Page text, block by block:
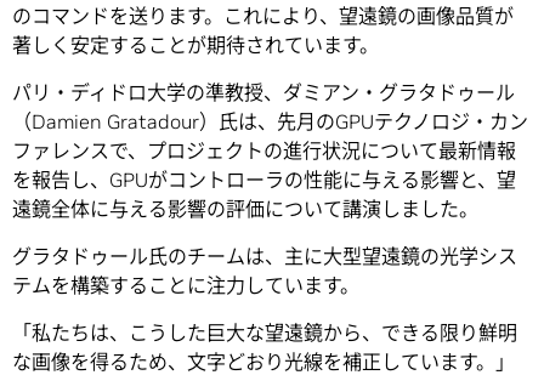
のコマンドを送ります。これにより、望遠鏡の画像品質が
著しく安定することが期待されています。
パリ・ディドロ大学の準教授、ダミアン・グラタドゥール
（Damien Gratadour）氏は、先月のGPUテクノロジ・カン
ファレンスで、プロジェクトの進行状況について最新情報
を報告し、GPUがコントローラの性能に与える影響と、望
遠鏡全体に与える影響の評価について講演しました。
グラタドゥール氏のチームは、主に大型望遠鏡の光学シス
テムを構築することに注力しています。
「私たちは、こうした巨大な望遠鏡から、できる限り鮮明
な画像を得るため、文字どおり光線を補正しています。」